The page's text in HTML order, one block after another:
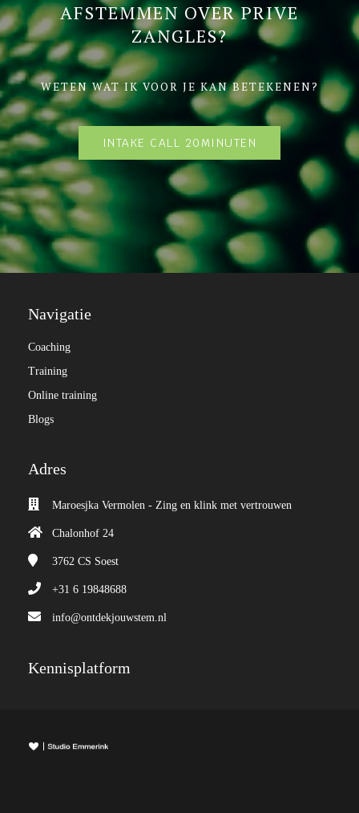
AFSTEMMEN OVER PRIVE
ZANGLES?
WETEN WAT IK VOOR JE KAN BETEKENEN?
INTAKE CALL 20 MINUTEN
Navigatie
Coaching
Training
Online training
Blogs
Adres
Maroesjka Vermolen - Zing en klink met vertrouwen
Chalonhof 24
3762 CS Soest
+31 6 19848688
info@ontdekjouwstem.nl
Kennisplatform